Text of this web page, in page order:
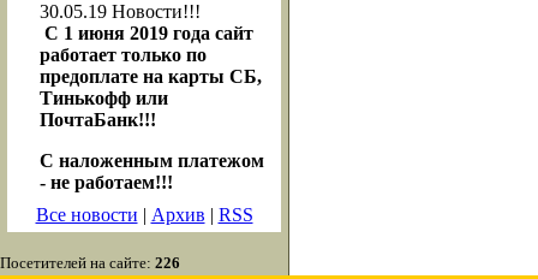
30.05.19 Новости!!!
С 1 июня 2019 года сайт
работает только по
предоплате на карты СБ,
Тинькофф или
ПочтаБанк!!!
С наложенным платежом
- не работаем!!!
Все новости | Архив | RSS
Посетителей на сайте: 226